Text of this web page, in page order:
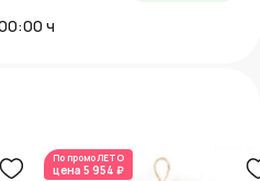
ч
По промоЛЕТО
цена 5 954 ₽